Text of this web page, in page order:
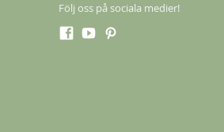
Följ oss på sociala medier!